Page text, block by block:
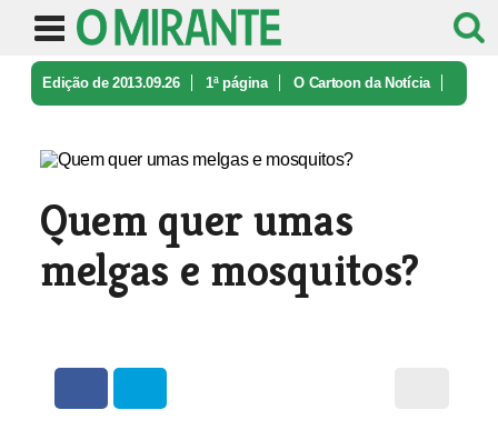
Edição de 2013.09.26 1ª página O Cartoon da Notícia
Quem quer umas
melgas e mosquitos?